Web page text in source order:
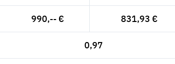
990,-- € 831,93 €
0,97